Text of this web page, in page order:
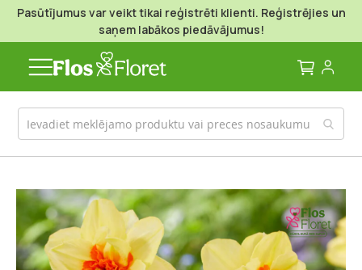
Pasūtījumus var veikt tikai reģistrēti klienti. Reģistrējies un
saņem labākos piedāvājumus!
Mans
Iet
galerijas
beigām